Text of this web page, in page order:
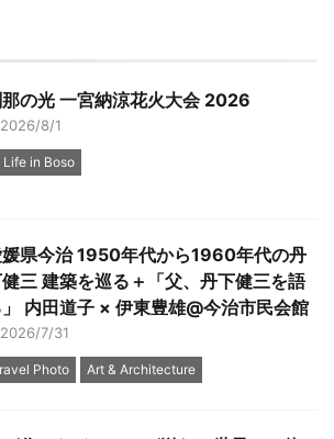
の光 一宮納涼花火大会 2026
2026/8/1
Life in Boso
県今治 1950年代から1960年代の丹
三 建築を巡る＋「父、丹下健三を語
内田道子 × 伊東豊雄@今治市民会館
2026/7/31
Photo Art & Architecture